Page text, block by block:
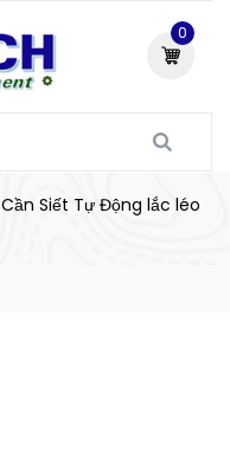
0
Cần Siết Tự Động lắc léo